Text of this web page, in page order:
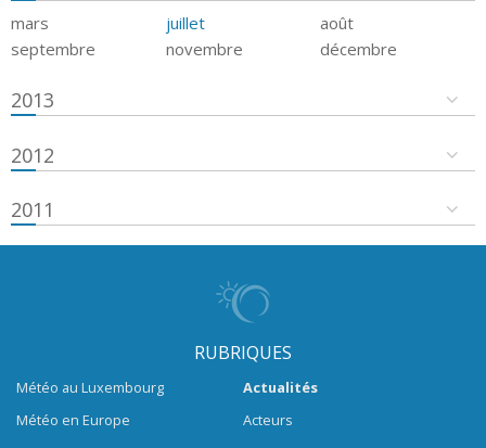
mars juillet
août
septembre
novembre décembre
2013
2012
2011
RUBRIQUES
Météo au Luxembourg
Météo en Europe
Actualités
Acteurs